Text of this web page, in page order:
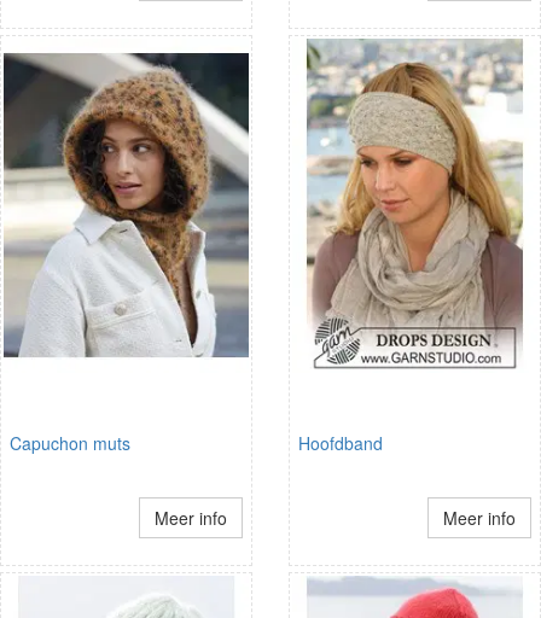
Capuchon muts
Meer info
Hoofdband
Meer info